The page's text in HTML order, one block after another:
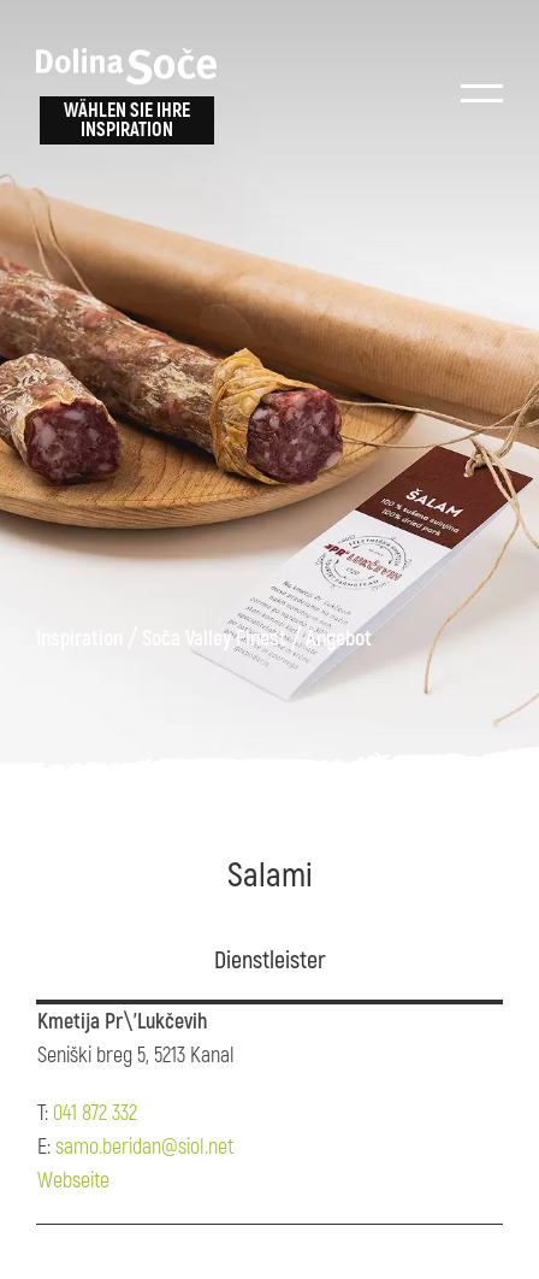
WÄHLEN SIE IHRE
INSPIRATION
Soča Valley Finest/Angebot
Inspiration
finden
Finden Sie Aktivitäten, Attraktionen und
Unterhaltungsmöglichkeiten im Soča-Tal
oder wählen Sie aus unseren Reisetipps.
Suche...
Wanderwege
Museum
von
Kobarid
Wählen Sie ein
Erlebnis
TOLMINER KLAMMEN JAVORCA
RIVER PASS JULIANA TRAIL
ALPE ADRIA TRAIL
Salami
Dienstleister
Kmetija Pr\'Lukčevih
Seniški breg 5, 5213 Kanal
T: 041 872 332
E:samo.beridan@siol.net
Webseite